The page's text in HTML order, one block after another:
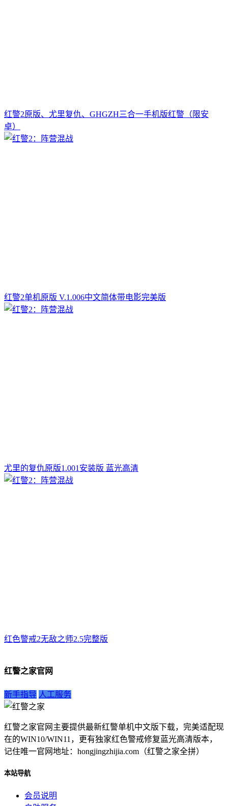
红警2原版、尤里复仇、GHGZH三合一手机版红警（限安
卓）
红警2单机原版 V.1.006中文简体带电影完美版
尤里的复仇原版1.001安装版 蓝光高清
红色警戒2无敌之师2.5完整版
红警之家官网
新手指导 人工服务
红警之家官网主要提供最新红警单机中文版下载，完美适配现
在的WIN10/WIN11，更有独家红色警戒修复蓝光高清版本，
记住唯一官网地址：hongjingzhijia.com（红警之家全拼）
本站导航
会员说明